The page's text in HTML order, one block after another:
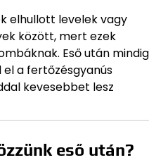
elhullott levelek vagy
között, mert ezek
Eső után mindig
a fertőzésgyanús
kevesebbet lesz
eső után?